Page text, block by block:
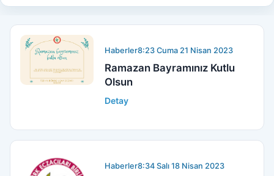
Haberler8:23 Cuma 21 Nisan 2023
Ramazan Bayramınız Kutlu
Olsun
Detay
Haberler8:34 Salı 18 Nisan 2023